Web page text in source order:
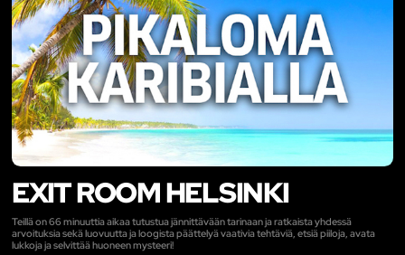
EXIT ROOM HELSINKI
Teillä on 66 minuuttia aikaa tutustua jännittävään tarinaan ja ratkaista yhdessä
arvoituksia sekä luovuutta ja loogista päättelyä vaativia tehtäviä, etsiä piiloja, avata
lukkoja ja selvittää huoneen mysteeri!